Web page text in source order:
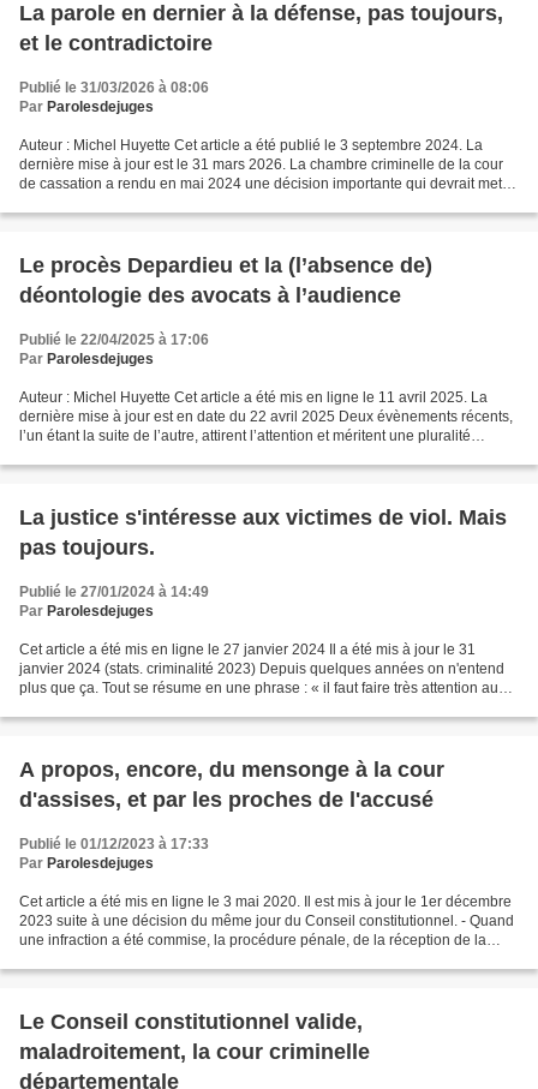
La parole en dernier à la défense, pas toujours,
et le contradictoire
Publié le 31/03/2026 à 08:06
Par Parolesdejuges
Auteur : Michel Huyette Cet article a été publié le 3 septembre 2024. La
dernière mise à jour est le 31 mars 2026. La chambre criminelle de la cour
de cassation a rendu en mai 2024 une décision importante qui devrait mettre
Le procès Depardieu et la (l’absence de)
déontologie des avocats à l’audience
Publié le 22/04/2025 à 17:06
Par Parolesdejuges
Auteur : Michel Huyette Cet article a été mis en ligne le 11 avril 2025. La
dernière mise à jour est en date du 22 avril 2025 Deux évènements récents,
l’un étant la suite de l’autre, attirent l’attention et méritent une pluralité
La justice s'intéresse aux victimes de viol. Mais
pas toujours.
Publié le 27/01/2024 à 14:49
Par Parolesdejuges
Cet article a été mis en ligne le 27 janvier 2024 Il a été mis à jour le 31
janvier 2024 (stats. criminalité 2023) Depuis quelques années on n'entend
plus que ça. Tout se résume en une phrase : « il faut faire très attention aux
A propos, encore, du mensonge à la cour
d'assises, et par les proches de l'accusé
Publié le 01/12/2023 à 17:33
Par Parolesdejuges
Cet article a été mis en ligne le 3 mai 2020. Il est mis à jour le 1er décembre
2023 suite à une décision du même jour du Conseil constitutionnel. - Quand
une infraction a été commise, la procédure pénale, de la réception de la
Le Conseil constitutionnel valide,
maladroitement, la cour criminelle
départementale